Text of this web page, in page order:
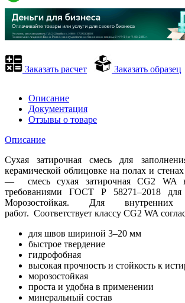
Заказать расчет Заказать образец
Описание
Документация
Отзывы о товаре
Описание
Сухая затирочная смесь для
керамической облицовке на полах и
— смесь сухая затирочная CG2 WA
требованиями ГОСТ Р 58271–2018 для
Морозостойкая. Для
работ. Соответствует классу CG2 WA
для швов шириной 3–20 мм
быстрое твердение
гидрофобная
высокая прочность и стойкость к
морозостойкая
проста и удобна в применении
минеральный состав